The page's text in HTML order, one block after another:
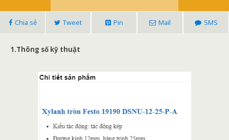
Chia sẻ Tweet Pin Mail SMS
1.Thông số kỹ thuật